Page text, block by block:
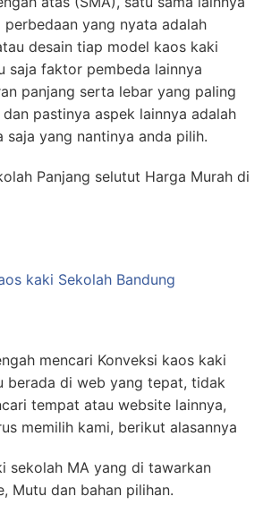
yang nyata adalah
desain tiap model kaos kaki
saja faktor pembeda lainnya
panjang serta lebar yang paling
pastinya aspek lainnya adalah
saja yang nantinya anda pilih.
Panjang selutut Harga Murah di
mencari Konveksi kaos kaki
berada di web yang tepat, tidak
tempat atau website lainnya,
memilih kami, berikut alasannya
sekolah MA yang di tawarkan
Mutu dan bahan pilihan.